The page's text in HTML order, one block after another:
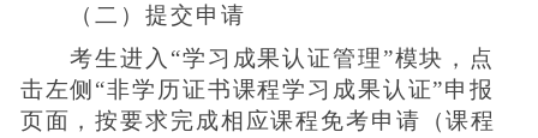
（二）提交申请
考生进入“学习成果认证管理”模块，点
击左侧“非学历证书课程学习成果认证”申报
页面，按要求完成相应课程免考申请（课程